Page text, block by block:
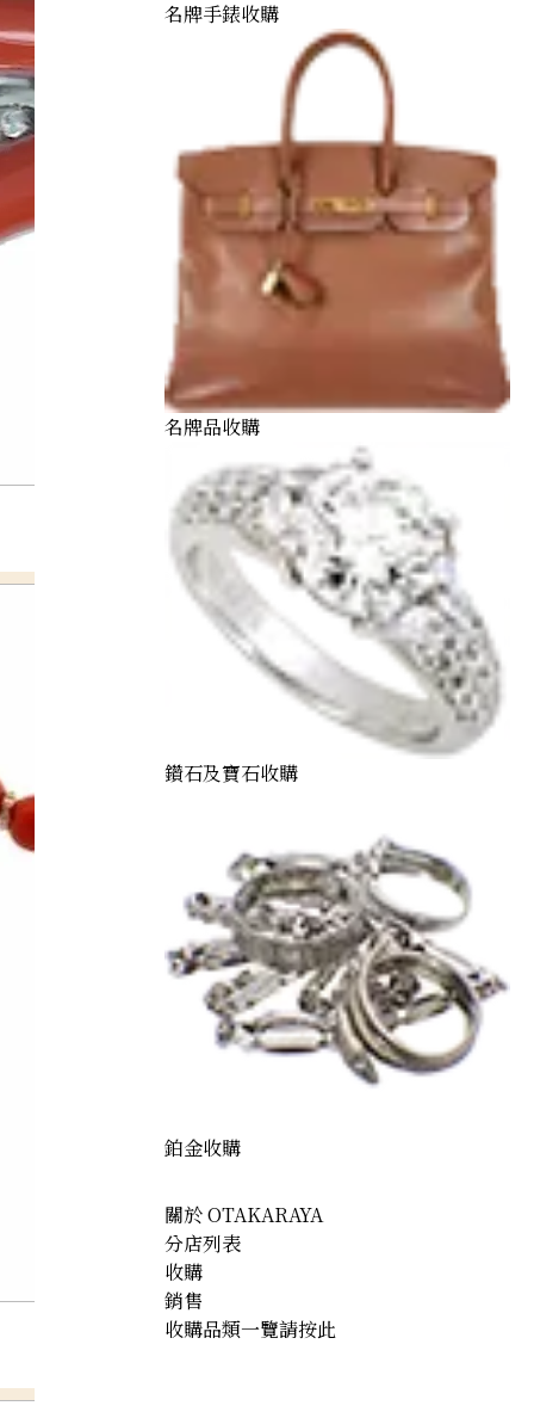
名牌手錶收購
名牌品收購
鑽石及寶石收購
鉑金收購
關於 OTAKARAYA
分店列表
收購
銷售
收購品類一覽請按此